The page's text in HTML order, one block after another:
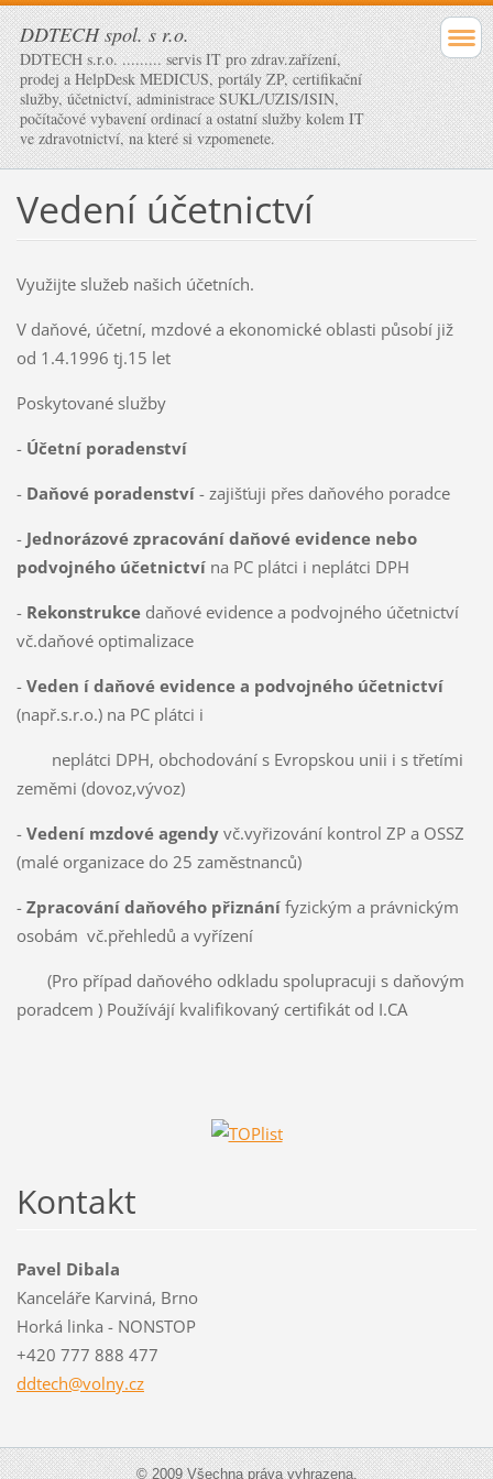
DDTECH spol. s r.o.
DDTECH s.r.o. ......... servis IT pro zdrav.zařízení,
prodej a HelpDesk MEDICUS, portály ZP, certifikační
služby, účetnictví, administrace SUKL/UZIS/ISIN,
počítačové vybavení ordinací a ostatní služby kolem IT
ve zdravotnictví, na které si vzpomenete.
Vedení účetnictví
Využijte služeb našich účetních.
V daňové, účetní, mzdové a ekonomické oblasti působí již
od 1.4.1996 tj.15 let
Poskytované služby
- Účetní poradenství
- Daňové poradenství - zajišťuji přes daňového poradce
- Jednorázové zpracování daňové evidence nebo
podvojného účetnictví na PC plátci i neplátci DPH
- Rekonstrukce daňové evidence a podvojného účetnictví
vč.daňové optimalizace
- Veden í daňové evidence a podvojného účetnictví
(např.s.r.o.) na PC plátci i
neplátci DPH, obchodování s Evropskou unii i s třetími
zeměmi (dovoz,vývoz)
- Vedení mzdové agendy vč.vyřizování kontrol ZP a OSSZ
(malé organizace do 25 zaměstnanců)
- Zpracování daňového přiznánífyzickým a právnickým
osobám vč.přehledů a vyřízení
(Pro případ daňového odkladu spolupracuji s daňovým
poradcem ) Používájí kvalifikovaný certifikát od I.CA
Kontakt
Pavel Dibala
Kanceláře Karviná, Brno
Horká linka - NONSTOP
+420 777 888 477
ddtech@volny.cz
© 2009 Všechna práva vyhrazena.